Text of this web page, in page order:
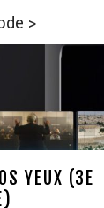
>
YEUX (3E